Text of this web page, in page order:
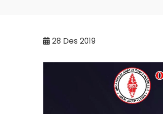
28 Des 2019